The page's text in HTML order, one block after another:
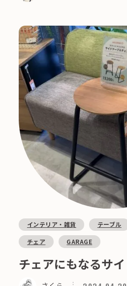
インテリア・雑貨 テーブル
チェア GARAGE
チェアにもなるサ